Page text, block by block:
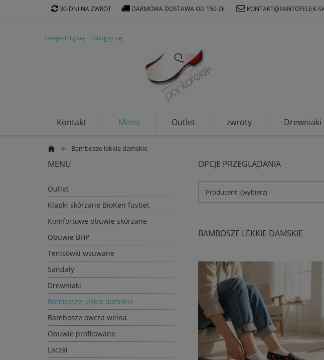
Zarejestruj się Zaloguj się
Kontakt Menu Outlet zwroty Drewniaki
Klapki ekologiczne
» Bambosze lekkie damskie
30-DNI NA ZWROT DARMOWA DOSTAWA OD 150 ZŁ KONTAKT@PANTOFELEK-
MENU
Outlet
Klapki skórzane BioKen fusbet
Komfortowe obuwie skórzane
Obuwie BHP
Tenisówki wsuwane
Sandały
Drewniaki
Bambosze lekkie damskie
Bambosze owcza wełna
Obuwie profilowane
Laczki
OPCJE PRZEGLĄDANIA
Producent: (wybierz)
BAMBOSZE LEKKIE DAMSKIE